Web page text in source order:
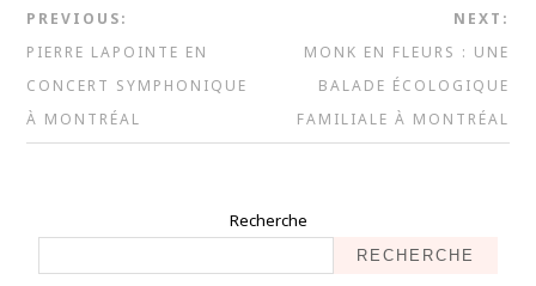
PREVIOUS:
PIERRE LAPOINTE EN
CONCERT SYMPHONIQUE
À MONTRÉAL
NEXT:
MONK EN FLEURS : UNE
BALADE ÉCOLOGIQUE
FAMILIALE À MONTRÉAL
Recherche
RECHERCHE